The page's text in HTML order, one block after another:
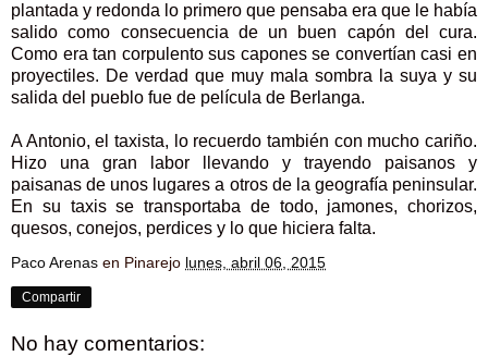
plantada y redonda lo primero que pensaba era que le había
salido como consecuencia de un buen capón del cura.
Como era tan corpulento sus capones se convertían casi en
proyectiles. De verdad que muy mala sombra la suya y su
salida del pueblo fue de película de Berlanga.
A Antonio, el taxista, lo recuerdo también con mucho cariño.
Hizo una gran labor llevando y trayendo paisanos y
paisanas de unos lugares a otros de la geografía peninsular.
En su taxis se transportaba de todo, jamones, chorizos,
quesos, conejos, perdices y lo que hiciera falta.
Paco Arenas en Pinarejo lunes, abril 06, 2015
Compartir
No hay comentarios: